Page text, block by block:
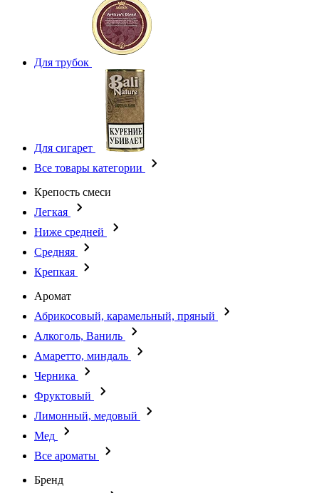
Для трубок
Для сигарет
Все товары категории
Крепость смеси
Легкая
Ниже средней
Средняя
Крепкая
Аромат
Абрикосовый, карамельный, пряный
Алкоголь, Ваниль
Амаретто, миндаль
Черника
Фруктовый
Лимонный, медовый
Мед
Все ароматы
Бренд